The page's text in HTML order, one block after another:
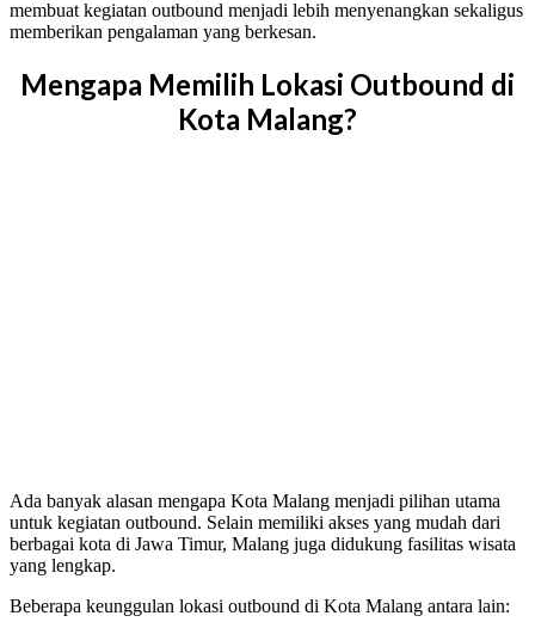
membuat kegiatan outbound menjadi lebih menyenangkan sekaligus
memberikan pengalaman yang berkesan.
Mengapa Memilih Lokasi Outbound di
Kota Malang?
Ada banyak alasan mengapa Kota Malang menjadi pilihan utama
untuk kegiatan outbound. Selain memiliki akses yang mudah dari
berbagai kota di Jawa Timur, Malang juga didukung fasilitas wisata
yang lengkap.
Beberapa keunggulan lokasi outbound di Kota Malang antara lain: